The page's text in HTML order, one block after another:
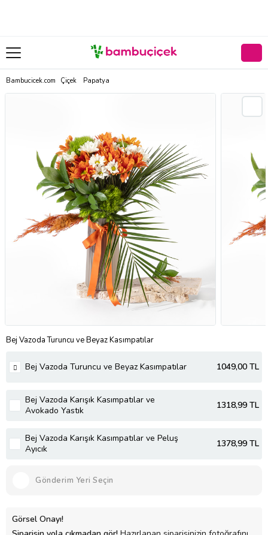
Bambucicek.com Çiçek Papatya
Bej Vazoda Turuncu ve Beyaz Kasımpatılar
Bej Vazoda Turuncu ve Beyaz Kasımpatılar 1049,00 TL
Bej Vazoda Karışık Kasımpatılar ve
Avokado Yastık
1318,99 TL
Bej Vazoda Karışık Kasımpatılar ve Peluş
Ayıcık
1378,99 TL
Gönderim Yeri Seçin
Görsel Onayı!